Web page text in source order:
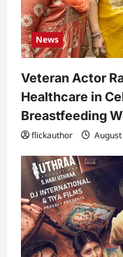
News
Veteran Actor
Healthcare in
Breastfeeding
flickauthor